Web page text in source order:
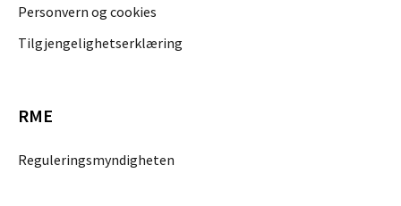
Personvern og cookies
Tilgjengelighetserklæring
RME
Reguleringsmyndigheten